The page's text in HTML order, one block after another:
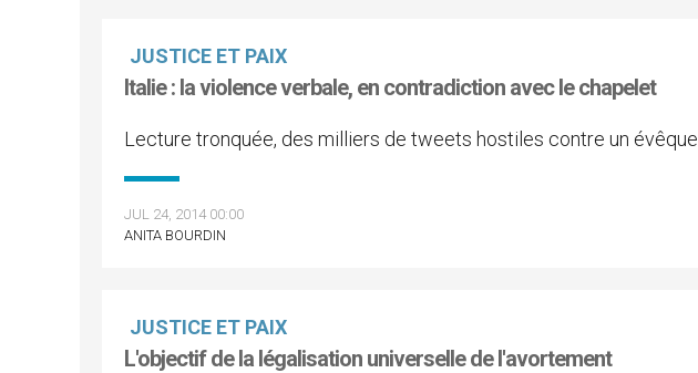
JUSTICE ET PAIX
Italie : la violence verbale, en contradiction avec le chapelet
Lecture tronquée, des milliers de tweets hostiles contre un évêque
JUL 24, 2014 00:00
ANITA BOURDIN
JUSTICE ET PAIX
L'objectif de la légalisation universelle de l'avortement